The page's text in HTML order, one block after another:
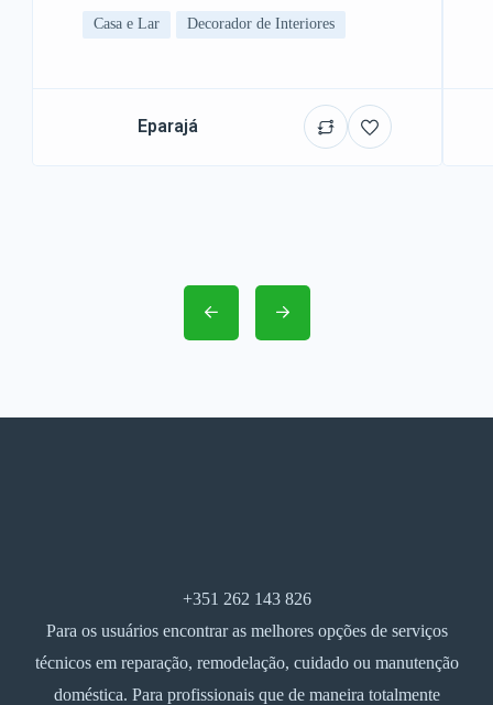
Casa e Lar Decorador de Interiores
Eparajá
+351 262 143 826
Para os usuários encontrar as melhores opções de serviços
técnicos em reparação, remodelação, cuidado ou manutenção
doméstica. Para profissionais que de maneira totalmente